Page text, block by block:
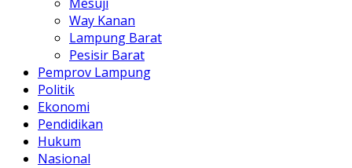
Way Kanan
Lampung Barat
Pesisir Barat
Pemprov Lampung
Politik
Ekonomi
Pendidikan
Hukum
Nasional